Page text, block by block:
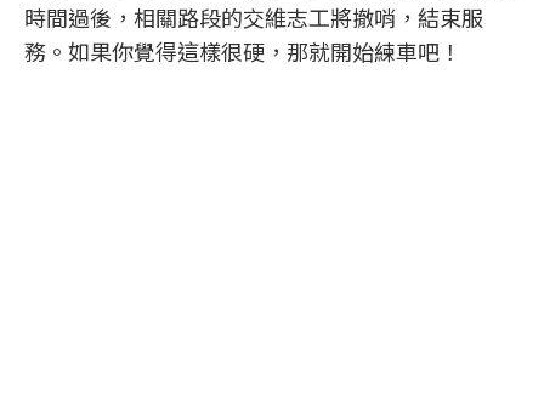
時間過後，相關路段的交維志工將撤哨，結束服
務。如果你覺得這樣很硬，那就開始練車吧！